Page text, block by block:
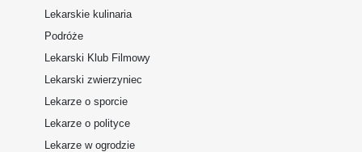
Lekarskie kulinaria
Podróże
Lekarski Klub Filmowy
Lekarski zwierzyniec
Lekarze o sporcie
Lekarze o polityce
Lekarze w ogrodzie